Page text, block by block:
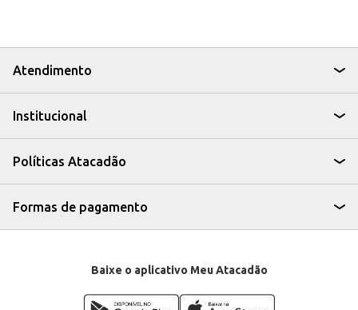
Sirva em festas e eventos, agradando crianças e adultos.
Pode ser consumida pura ou combinada com frutas.
A Gelatina Dr. Oetker Fini Bananas é uma escolha prática e saborosa para
Atendimento
Institucional
Políticas Atacadão
Formas de pagamento
Baixe o aplicativo Meu Atacadão